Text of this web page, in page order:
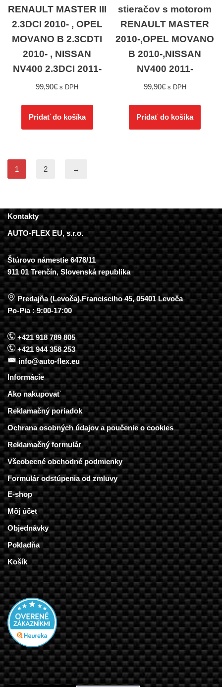
RENAULT MASTER III
2.3DCI 2010- , OPEL
MOVANO B 2.3CDTI
2010- , NISSAN
NV400 2.3DCI 2011-
99,90€ s DPH
Pridať do košíka
stieračov s motorom
RENAULT MASTER
2010-,OPEL MOVANO
B 2010-,NISSAN
NV400 2011-
99,90€ s DPH
Pridať do košíka
1 2 →
Kontakty
AUTO-FLEX EU, s.r.o.
Štúrovo námestie 6478/11
911 01 Trenčín, Slovenská republika
Predajňa (Levoča),Francisciho 45, 05401 Levoča
Po-Pia : 9:00-17:00
+421 918 789 805
+421 944 358 253
info@auto-flex.eu
Informácie
Ako nakupovať
Reklamačný poriadok
Ochrana osobných údajov a poučenie o cookies
Reklamačný formulár
Všeobecné obchodné podmienky
Formulár odstúpenia od zmluvy
E-shop
Môj účet
Objednávky
Pokladňa
Košík